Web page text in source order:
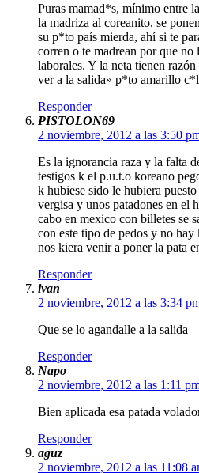
Puras mamad*s, mínimo entre
la madriza al coreanito, se
su p*to país mierda, ahí si te
corren o te madrean por que no
laborales. Y la neta tienen
ver a la salida» p*to amarillo
Responder
PISTOLON69
2 noviembre, 2012 a las 3:50
Es la ignorancia raza y la falta
testigos k el p.u.t.o koreano
k hubiese sido le hubiera
vergisa y unos patadones en el
cabo en mexico con billetes se
con este tipo de pedos y no
nos kiera venir a poner la pata
Responder
ivan
2 noviembre, 2012 a las 3:34
Que se lo agandalle a la salida
Responder
Napo
2 noviembre, 2012 a las 1:11
Bien aplicada esa patada
Responder
aguz
2 noviembre, 2012 a las 11:08